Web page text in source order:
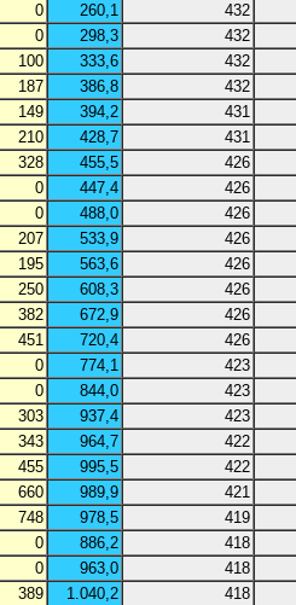
0 260,1 432
0 298,3 432
100 333,6 432
187 386,8 432
149 394,2 431
210 428,7 431
328 455,5 426
0 447,4 426
0 488,0 426
207 533,9 426
195 563,6 426
250 608,3 426
382 672,9 426
451 720,4 426
0 774,1 423
0 844,0 423
303 937,4 423
343 964,7 422
455 995,5 422
660 989,9 421
748 978,5 419
0 886,2 418
0 963,0 418
389 1.040,2 418